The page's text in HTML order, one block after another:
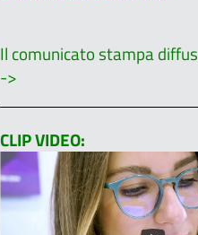
Il comunicato stampa
->
CLIP VIDEO: